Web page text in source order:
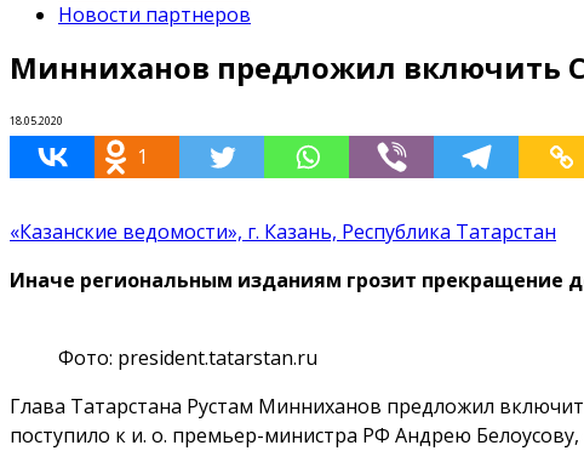
Новости партнеров
Минниханов предложил включить
18.05.2020
1
«Казанские ведомости», г. Казань, Республика Татарстан
Иначе региональным изданиям грозит прекращение
Фото: president.tatarstan.ru
Глава Татарстана Рустам Минниханов предложил
поступило к и. о. премьер-министра РФ Андрею